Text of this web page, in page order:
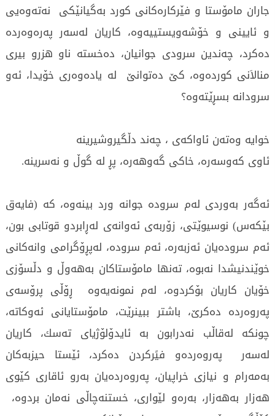
جاران مامۆستا و فێركاره‌كانی‌ كورد به‌گیانێكی‌ نه‌ته‌وه‌یی‌
و ئایینی‌ و خۆشه‌ویستییه‌وه‌، كاریان له‌سه‌ر په‌ره‌وه‌رده‌
ده‌كرد، چه‌ندین سرودی‌ جوانیان، ده‌خسته‌ ناو هزرو بیری‌
منالاَنی‌ كورده‌وه‌، كێ‌ ده‌توانێ‌ له‌ یاده‌وه‌ری‌ خۆیدا، ئه‌و
سرودانه‌ بسڕێته‌وه‌؟
خوایه‌ وه‌ته‌ن ئاواكه‌ی‌ ، چه‌ند دڵگیروشیرینه‌
ئاوی‌ كه‌وسه‌ره‌، خاكی‌ گه‌وهه‌ره‌، پڕ له‌ گوڵ و نه‌سرینه‌.
ئه‌گه‌ر به‌وردی‌ له‌م سروده‌ جوانه‌ ورد بینه‌وه‌، كه‌ (فایه‌ق
بێكه‌س) نوسیوێتی‌، زۆربه‌ی‌ ئه‌وانه‌ی‌ له‌ڕابردو قوتابی بون،
ئه‌م سروده‌یان ئه‌زبه‌ره‌، ئه‌م سروده‌، له‌پڕۆگرامی‌ وانه‌كانی‌
خوێندنیشدا نه‌بوه‌، ته‌نها مامۆستاكان به‌هه‌وڵ و دڵسۆزی‌
خۆیان كاریان بۆكردوه‌، له‌م نمونه‌یه‌وه‌ ڕۆڵی‌ پرۆسه‌ی‌
په‌روه‌رده‌ ده‌كرێ‌، باشتر ببینرێت، مامۆستایانی‌ ئه‌وكاته‌،
چونكه‌ له‌قاڵب نه‌درابون به‌ ئایدۆلۆژیای‌ ته‌سك، كاریان
له‌سه‌ر په‌روه‌رده‌و فیًركردن ده‌كرد، ئێستا حیزبه‌كان
به‌مه‌رام و نیازی‌ خراپیان، په‌روه‌رده‌یان به‌رو ئاقاری‌ كێوی‌
هه‌زار به‌هه‌زار، به‌ره‌و لێواری‌، خستنه‌چاڵی‌ نه‌مان بردوه‌،